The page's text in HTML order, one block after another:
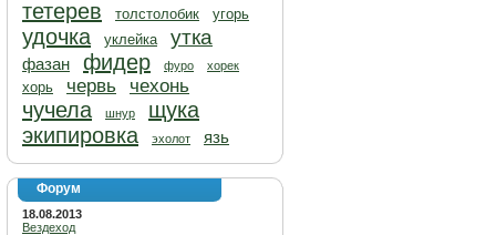
тетерев толстолобик угорь
удочка уклейка утка
фазан фидер фуро хорек
хорь червь чехонь
чучела шнур
щука
экипировка
эхолот язь
Форум
18.08.2013
Вездеход